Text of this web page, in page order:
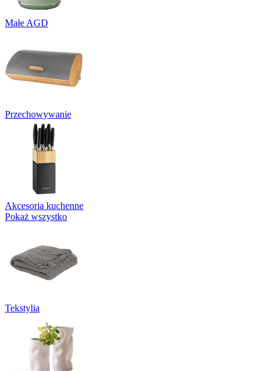
Małe AGD
Przechowywanie
Akcesoria kuchenne
Pokaż wszystko
Tekstylia